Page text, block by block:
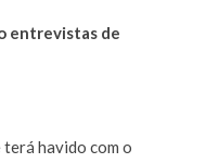
entrevistas de
terá havido com o